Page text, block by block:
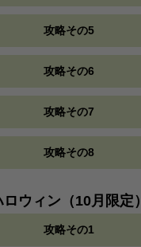
攻略その5
攻略その6
攻略その7
攻略その8
ウィン（10月限定）
攻略その1